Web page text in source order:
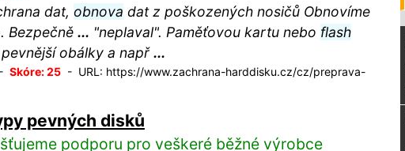
dat, obnova dat z poškozených nosičů Obnovíme
Bezpečně ... "neplaval". Paměťovou kartu nebo flash
obálky a např...
Skóre: 25- URL: https://www.zachrana-harddisku.cz/cz/preprava-
pevných disků
podporu pro veškeré běžné výrobce